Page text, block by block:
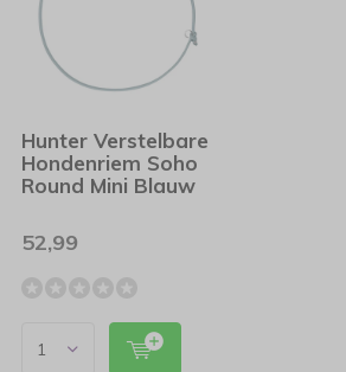
Hunter Verstelbare
Hondenriem Soho
Round Mini Blauw
52,99